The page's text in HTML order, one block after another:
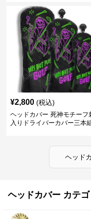
¥2,800 (税込)
ヘッドカバー 死神モチーフ
入りドライバーカバー三本
ヘッド
ヘッドカバー カテ